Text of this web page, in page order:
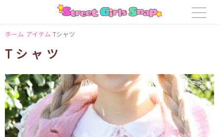
ホーム アイテム Tシャツ
Tシャツ